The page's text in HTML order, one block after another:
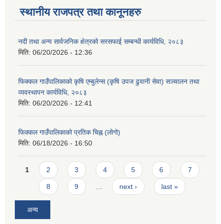
स्थानीय राजपत्र तथा कानूनहरु
नदी तथा अन्य सार्वजनिक क्षेत्रको सरसफाई सम्बन्धी कार्यविधि, २०८३
मिति: 06/20/2026 - 12:36
फिक्कल गाउँपालिकाको कृषि एम्बुलेन्स (कृषि उपज ढुवानी सेवा) सञ्चालन तथा
व्यवस्थापन कार्यविधि, २०८३
मिति: 06/20/2026 - 12:41
फिक्कल गाउँपालिकाको प्रतिक चिह्न (लोगो)
मिति: 06/18/2026 - 16:50
Pages
1 2 3 4 5 6 7
8 9 … next › last »
अन्य